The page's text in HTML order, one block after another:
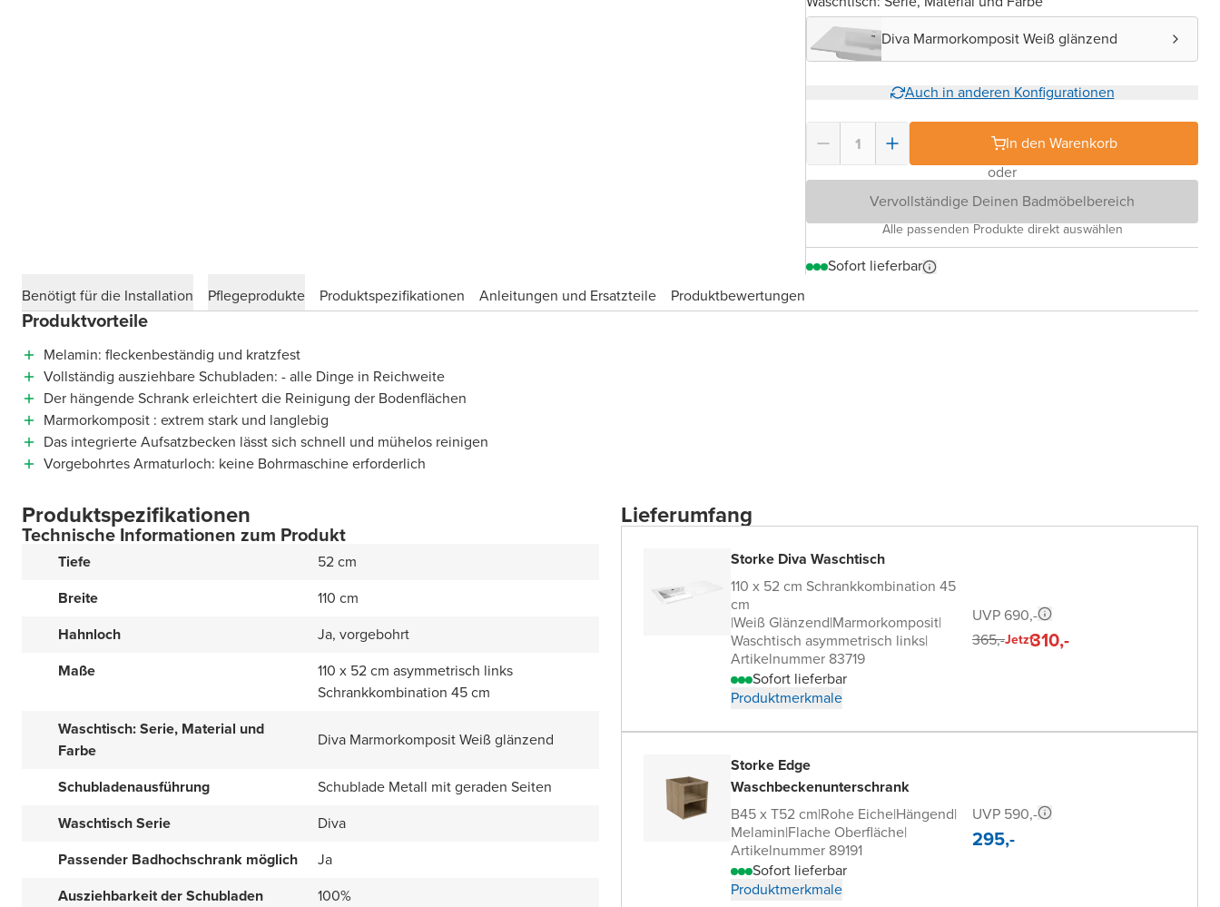
Diva Marmorkomposit Weiß glänzend
Auch in anderen Konfigurationen
In den Warenkorb
oder
Vervollständige Deinen Badmöbelbereich
Alle passenden Produkte direkt auswählen
Sofort lieferbar
Benötigt für die Installation
Pflegeprodukte Produktspezifikationen Anleitungen und Ersatzteile Produktbewertungen
Produktvorteile
Melamin: fleckenbeständig und kratzfest
Vollständig ausziehbare Schubladen: - alle Dinge in Reichweite
Der hängende Schrank erleichtert die Reinigung der Bodenflächen
Marmorkomposit : extrem stark und langlebig
Das integrierte Aufsatzbecken lässt sich schnell und mühelos reinigen
Vorgebohrtes Armaturloch: keine Bohrmaschine erforderlich
Produktspezifikationen
Technische Informationen zum Produkt
Tiefe
52 cm
Breite
110 cm
Hahnloch
Ja, vorgebohrt
Maße
110 x 52 cm asymmetrisch links
Schrankkombination 45 cm
Waschtisch: Serie, Material und
Farbe
Diva Marmorkomposit Weiß glänzend
Schubladenausführung
Schublade Metall mit geraden Seiten
Waschtisch Serie
Diva
Passender Badhochschrank möglich
Ja
Ausziehbarkeit der Schubladen
100%
Lieferumfang
Storke Diva Waschtisch
110 x 52 cm Schrankkombination 45
cm
|Weiß Glänzend|Marmorkomposit|
Waschtisch asymmetrisch links|
Artikelnummer 83719
Sofort lieferbar
Produktmerkmale
UVP 690,-
365,-Jetzt310,-
Storke Edge
Waschbeckenunterschrank
B45 x T52 cm|Rohe Eiche|Hängend|
Melamin|Flache Oberfläche|
Artikelnummer 89191
Sofort lieferbar
Produktmerkmale
UVP 590,-
295,-